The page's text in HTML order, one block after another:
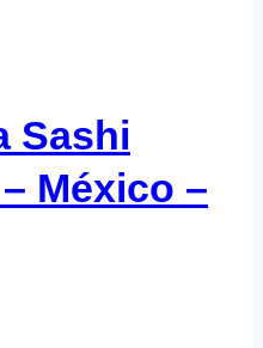
Sashi
México –⁠⁠⁠⁠⁠⁠